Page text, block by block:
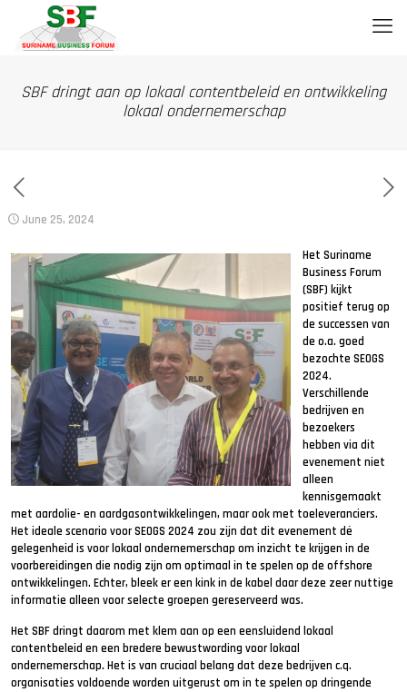
SBF dringt aan op lokaal contentbeleid en ontwikkeling
lokaal ondernemerschap
June 25, 2024
Het Suriname
Business Forum
(SBF) kijkt
positief terug op
de successen van
de o.a. goed
bezochte SEOGS
2024.
Verschillende
bedrijven en
bezoekers
hebben via dit
evenement niet
alleen
kennisgemaakt
met aardolie- en aardgasontwikkelingen, maar ook met toeleveranciers.
Het ideale scenario voor SEOGS 2024 zou zijn dat dit evenement dé
gelegenheid is voor lokaal ondernemerschap om inzicht te krijgen in de
voorbereidingen die nodig zijn om optimaal in te spelen op de offshore
ontwikkelingen. Echter, bleek er een kink in de kabel daar deze zeer nuttige
informatie alleen voor selecte groepen gereserveerd was.
Het SBF dringt daarom met klem aan op een eensluidend lokaal
contentbeleid en een bredere bewustwording voor lokaal
ondernemerschap. Het is van cruciaal belang dat deze bedrijven c.q.
organisaties voldoende worden uitgerust om in te spelen op dringende